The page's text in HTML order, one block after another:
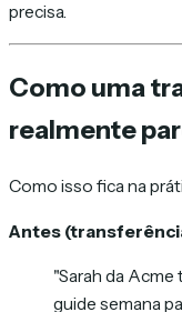
precisa.
Como uma
realmente
Como isso fica na
Antes
"Sarah da
guide semana